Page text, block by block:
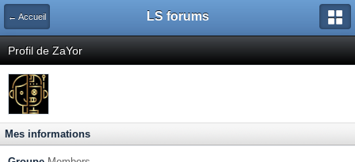
← Accueil LS forums
Profil de ZaYor
Mes informations